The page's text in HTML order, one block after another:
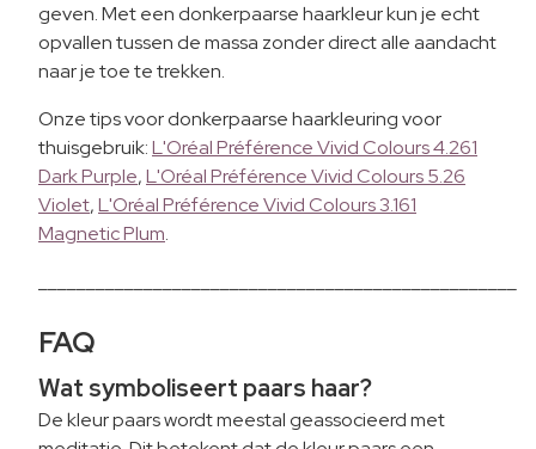
geven. Met een donkerpaarse haarkleur kun je echt
opvallen tussen de massa zonder direct alle aandacht
naar je toe te trekken.
Onze tips voor donkerpaarse haarkleuring voor
thuisgebruik:L'Oréal Préférence Vivid Colours 4.261
Dark Purple,L'Oréal Préférence Vivid Colours 5.26
Violet,L'Oréal Préférence Vivid Colours 3.161
Magnetic Plum.
FAQ
Wat symboliseert paars haar?
De kleur paars wordt meestal geassocieerd met